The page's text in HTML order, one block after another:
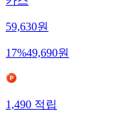
카스
59,630원
17%49,690원
1,490적립